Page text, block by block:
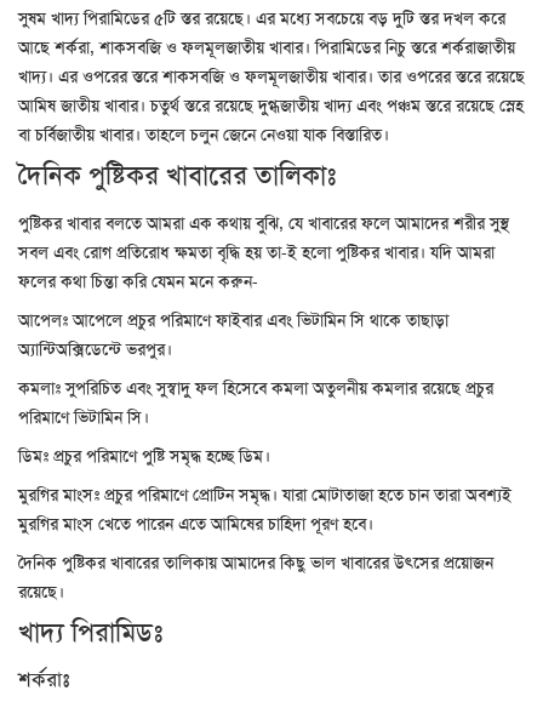
সুষম খাদ্য পিরামিডের ৫টি স্তর রয়েছে। এর মধ্যে সবচেয়ে বড় দুটি স্তর দখল করে
আছে শর্করা, শাকসবজি ও ফলমূলজাতীয় খাবার। পিরামিডের নিচু স্তরে শর্করাজাতীয়
খাদ্য। এর ওপরের স্তরে শাকসবজি ও ফলমূলজাতীয় খাবার। তার ওপরের স্তরে রয়েছে
আমিষ জাতীয় খাবার। চতুর্থ স্তরে রয়েছে দুগ্ধজাতীয় খাদ্য এবং পঞ্চম স্তরে রয়েছে স্নেহ
বা চর্বিজাতীয় খাবার। তাহলে চলুন জেনে নেওয়া যাক বিস্তারিত।
দৈনিক পুষ্টিকর খাবারের তালিকাঃ
পুষ্টিকর খাবার বলতে আমরা এক কথায় বুঝি, যে খাবারের ফলে আমাদের শরীর সুস্থ
সবল এবং রোগ প্রতিরোধ ক্ষমতা বৃদ্ধি হয় তা-ই হলো পুষ্টিকর খাবার। যদি আমরা
ফলের কথা চিন্তা করি যেমন মনে করুন-
আপেলঃ আপেলে প্রচুর পরিমাণে ফাইবার এবং ভিটামিন সি থাকে তাছাড়া
অ্যান্টিঅক্সিডেন্টে ভরপুর।
কমলাঃ সুপরিচিত এবং সুস্বাদু ফল হিসেবে কমলা অতুলনীয় কমলার রয়েছে প্রচুর
পরিমাণে ভিটামিন সি।
ডিমঃ প্রচুর পরিমাণে পুষ্টি সমৃদ্ধ হচ্ছে ডিম।
মুরগির মাংসঃ প্রচুর পরিমাণে প্রোটিন সমৃদ্ধ। যারা মোটাতাজা হতে চান তারা অবশ্যই
মুরগির মাংস খেতে পারেন এতে আমিষের চাহিদা পূরণ হবে।
দৈনিক পুষ্টিকর খাবারের তালিকায় আমাদের কিছু ভাল খাবারের উৎসের প্রয়োজন
রয়েছে।
খাদ্য পিরামিডঃ
শর্করাঃ